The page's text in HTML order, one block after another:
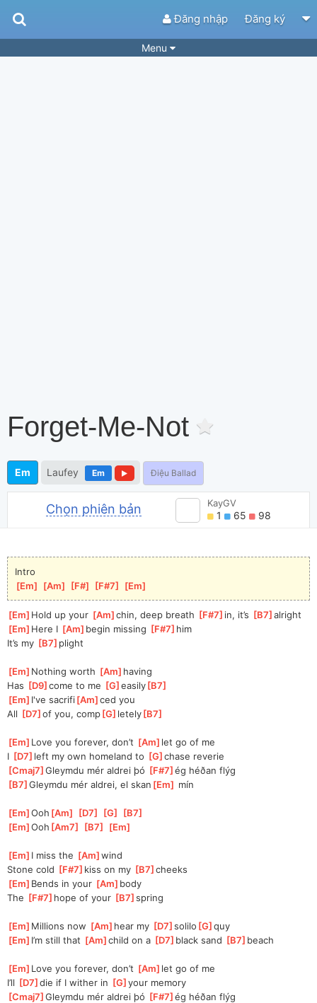
Đăng nhập Đăng ký
Menu
Forget-Me-Not
Em Laufey Em Điệu Ballad
Chọn phiên bản KayGV
1 65 98
Intro
[Em [Am [F# [F#7 [Em
[Em ]Hold up your [Am ]
chin, deep breath [F#7 ]in, it’s [B7 ]
alright
[Em ]Here I [Am ]begin missing [F#7 ]him
It’s my [B7 ]plight
[Em ]Nothing worth [Am ]having
Has [D9 ]
come to me [G ]
easily[B7
[Em ]I've sacrifi[Am ]
ced you
All [D7 ]
of you, comp[G ]letely[B7
[Em ]Love you forever, don’t [Am ]let go of me
I [D7 ]left my own homeland to [G ]
chase reverie
[Cmaj7 ]
Gleymdu mér aldrei þó [F#7 ]
ég héðan flýg
[B7 ]
Gleymdu mér aldrei, el skan [Em mín
[Em ]
Ooh [Am [D7 [G [B7
[Em ]
Ooh [Am7 [B7 [Em
[Em ]I miss the [Am ]
wind
Stone cold [F#7 ]kiss on my [B7 ]
cheeks
[Em ]Bends in your [Am ]body
The [F#7 ]hope of your [B7 ]
spring
[Em ]Millions now [Am ]hear my [D7 ]
solilo [G ]
quy
[Em ]I’m still that [Am ]
child on a [D7 ]black sand [B7 ]beach
[Em ]Love you forever, don’t [Am ]let go of me
I’ll [D7 ]
die if I wither in [G ]
your memory
[Cmaj7 ]
Gleymdu mér aldrei þó [F#7 ]
ég héðan flýg